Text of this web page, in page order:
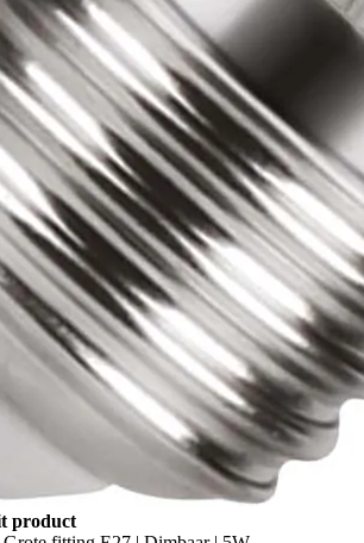
product